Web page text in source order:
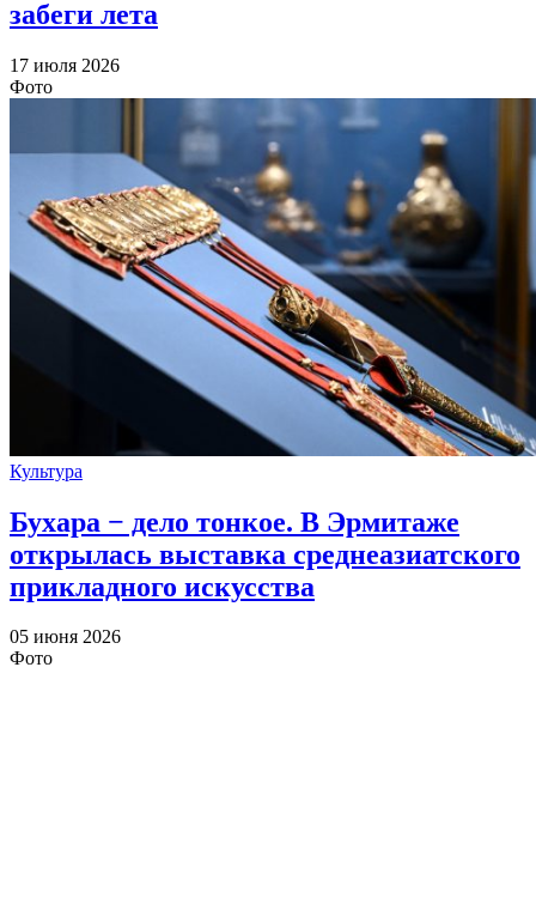
забеги лета
17 июля 2026
Фото
Культура
Бухара − дело тонкое. В Эрмитаже
открылась выставка среднеазиатского
прикладного искусства
05 июня 2026
Фото